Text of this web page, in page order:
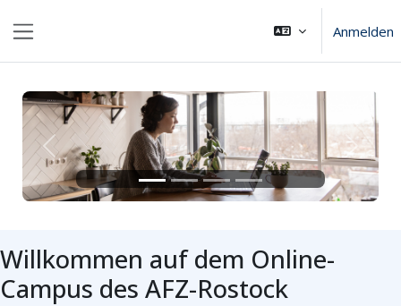
Anmelden
Zurück Weiter
Willkommen auf dem Online-
Campus des AFZ-Rostock